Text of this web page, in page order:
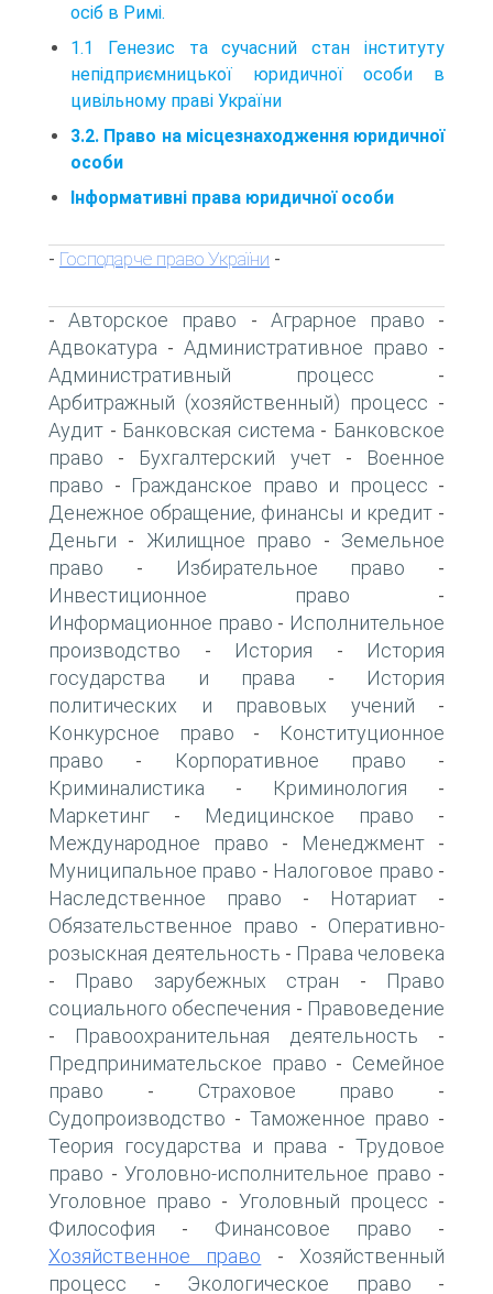
осіб в Римі.
1.1 Генезис та сучасний стан інституту
непідприємницької юридичної особи в
цивільному праві України
3.2. Право на місцезнаходження юридичної
особи
Інформативні права юридичної особи
- Господарче право України -
-Авторское право - Аграрное право -
Адвокатура - Административное право -
Административный процесс -
Арбитражный (хозяйственный) процесс -
Аудит - Банковская система - Банковское
право - Бухгалтерский учет-
Военное
право - Гражданское право и процесс -
Денежное обращение, финансы и кредит-
Деньги - Жилищное право - Земельное
право - Избирательное право -
Инвестиционное право -
Информационное право - Исполнительное
производство - История -
История
государства и права -
История
политических и правовых учений -
Конкурсное право -
Конституционное
право - Корпоративное право -
Криминалистика - Криминология -
Маркетинг - Медицинское право -
Международное право - Менеджмент -
Муниципальное право - Налоговое право -
Наследственное право - Нотариат -
Обязательственное право - Оперативно-
розыскная деятельность - Права человека
- Право зарубежных стран -
Право
социального обеспечения - Правоведение
- Правоохранительная деятельность -
Предпринимательское право - Семейное
право - Страховое право -
Судопроизводство - Таможенное право -
Теория государства и права -Трудовое
право - Уголовно-исполнительное право -
Уголовное право - Уголовный процесс -
Философия - Финансовое право -
Хозяйственное право -Хозяйственный
процесс - Экологическое право -